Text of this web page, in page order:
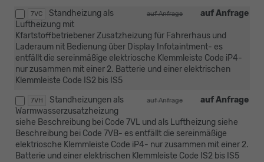
7VC auf Anfrage
auf Anfrage
Standheizung als
Luftheizung mit
Kfartstoffbetriebener Zusatzheizung für Fahrerhaus und
Laderaum nit Bedienung über Display Infotaintment- es
entfällt die sereinmäßige elektriosche Klemmleiste Code iP4-
nur zusammen mit einer 2. Batterie und einer elektrischen
Klemmleiste Code IS2 bis IS5
7VH auf Anfrage
auf Anfrage
Standheizungen als
Warmwasserzusatzheizung
siehe Beschreibung bei Code 7VL und als Luftheizung siehe
Beschreibung bei Code 7VB- es entfällt die sereinmäßige
elektriosche Klemmleiste Code iP4- nur zusammen mit einer 2.
Batterie und einer elektrischen Klemmleiste Code IS2 bis IS5